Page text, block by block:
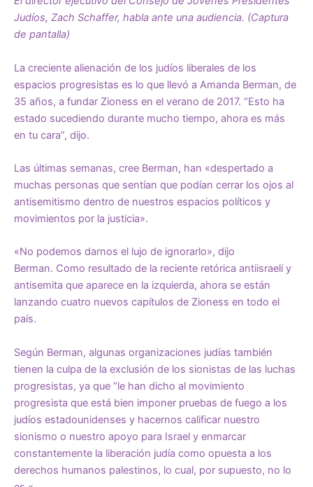
Judíos, Zach Schaffer, habla ante una audiencia. (Captura
de pantalla)
La creciente alienación de los judíos liberales de los
espacios progresistas es lo que llevó a Amanda Berman, de
35 años, a fundar Zioness en el verano de 2017. “Esto ha
estado sucediendo durante mucho tiempo, ahora es más
en tu cara”, dijo.
Las últimas semanas, cree Berman, han «despertado a
muchas personas que sentían que podían cerrar los ojos al
antisemitismo dentro de nuestros espacios políticos y
movimientos por la justicia».
«No podemos darnos el lujo de ignorarlo», dijo
Berman. Como resultado de la reciente retórica antiisraelí y
antisemita que aparece en la izquierda, ahora se están
lanzando cuatro nuevos capítulos de Zioness en todo el
país.
Según Berman, algunas organizaciones judías también
tienen la culpa de la exclusión de los sionistas de las luchas
progresistas, ya que “le han dicho al movimiento
progresista que está bien imponer pruebas de fuego a los
judíos estadounidenses y hacernos calificar nuestro
sionismo o nuestro apoyo para Israel y enmarcar
constantemente la liberación judía como opuesta a los
derechos humanos palestinos, lo cual, por supuesto, no lo